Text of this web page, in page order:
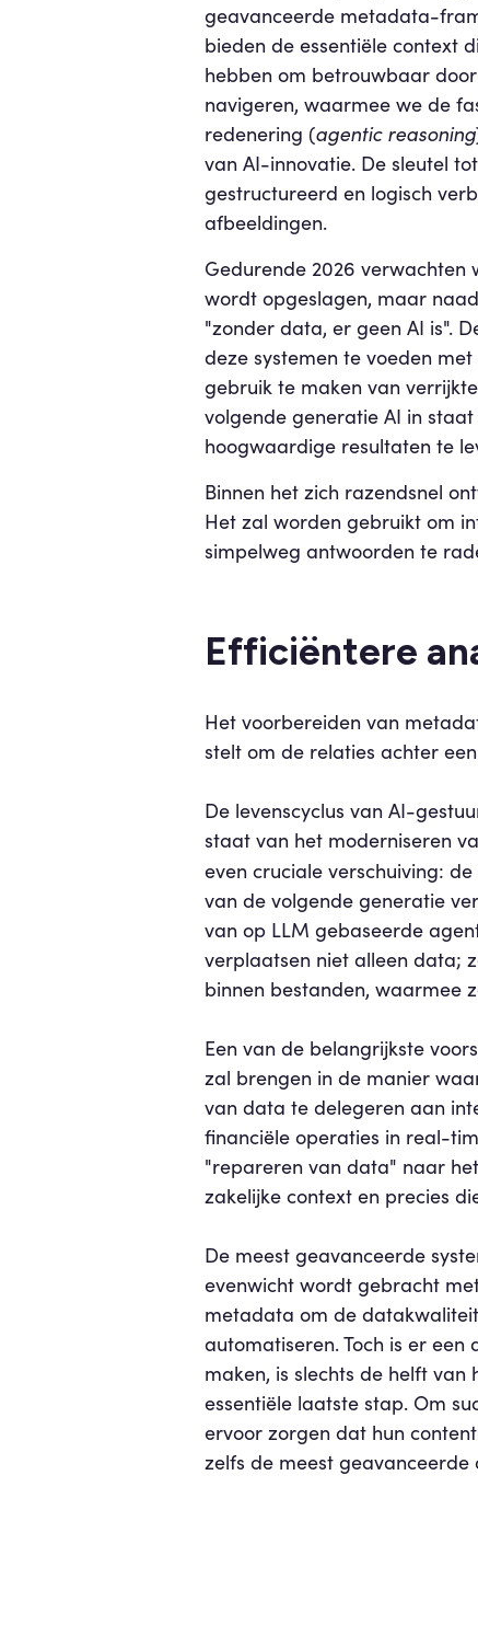
geavanceerde metadata-
bieden de essentiële context
hebben om betrouwbaar
navigeren, waarmee we de
redenering (agentic reasoning
van AI-innovatie. De sleutel
gestructureerd en logisch
afbeeldingen.
Gedurende 2026 verwachten
wordt opgeslagen, maar
"zonder data, er geen AI is".
deze systemen te voeden
gebruik te maken van
volgende generatie AI in
hoogwaardige resultaten te
Binnen het zich razendsnel
Het zal worden gebruikt om
simpelweg antwoorden te
Efficiëntere
Het voorbereiden van
stelt om de relaties achter
De levenscyclus van AI-
staat van het moderniseren
even cruciale verschuiving:
van de volgende generatie
van op LLM gebaseerde
verplaatsen niet alleen data;
binnen bestanden, waarmee
Een van de belangrijkste
zal brengen in de manier
van data te delegeren aan
financiële operaties in real-
"repareren van data" naar
zakelijke context en precies
De meest geavanceerde
evenwicht wordt gebracht
metadata om de
automatiseren. Toch is er
maken, is slechts de helft
essentiële laatste stap. Om
ervoor zorgen dat hun
zelfs de meest